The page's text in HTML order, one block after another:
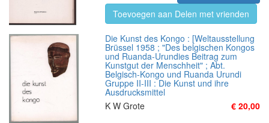
Toevoegen aan Delen met vrienden
Die Kunst des Kongo : [Weltausstellung
Brüssel 1958 ; "Des belgischen Kongos
und Ruanda-Urundies Beitrag zum
Kunstgut der Menschheit" ; Abt.
Belgisch-Kongo und Ruanda Urundi
Gruppe II-III : Die Kunst und ihre
Ausdrucksmittel
K W Grote
€ 20,00